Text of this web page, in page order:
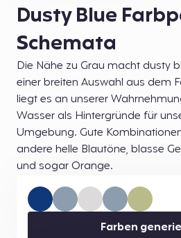
Dusty Blue
Schemata
Die Nähe zu Grau macht dusty
einer breiten Auswahl aus dem
liegt es an unserer
Wasser als Hintergründe für
Umgebung. Gute
andere helle Blautöne, blasse
und sogar Orange.
Farben